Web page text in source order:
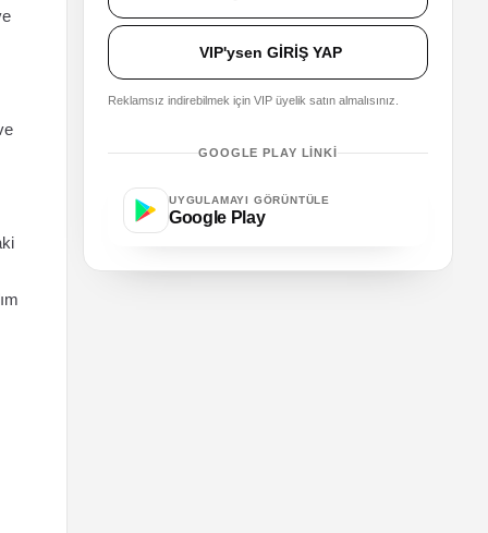
VIP'ysen GİRİŞ YAP
Reklamsız indirebilmek için VIP üyelik satın almalısınız.
GOOGLE PLAY LINKI
UYGULAMAYI GÖRÜNTÜLE
Google Play